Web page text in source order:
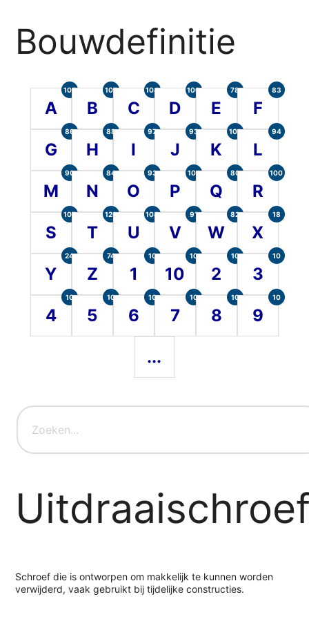
Bouwdefinitie
A
105
B
107
C
104
D
100
E
78
F
83
G
86
H
88
I
97
J
93
K
101
L
94
M
90
N
84
O
93
P
101
Q
80
R
100
S
107
T
120
U
104
V
91
W
82
X
18
Y
24
Z
74
1
10
10
10
2
10
3
10
4
10
5
10
6
10
7
10
8
10
9
10
...
Schroef die is ontworpen om makkelijk te kunnen worden
verwijderd, vaak gebruikt bij tijdelijke constructies.